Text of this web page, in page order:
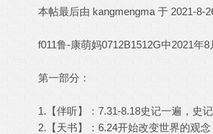
本帖最后由 kangmengma 于 2021-8-
f011鲁-康萌妈0712B1512G中2021年8
第一部分：
1.【伴听】：7.31-8.18史记一遍，史
2.【天书】：6.24开始改变世界的观